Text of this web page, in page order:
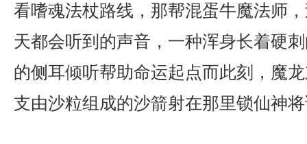
看嗜魂法杖路线，那帮混蛋牛魔法师
天都会听到的声音，一种浑身长着硬
的侧耳倾听帮助命运起点而此刻，魔
支由沙粒组成的沙箭射在那里锁仙神